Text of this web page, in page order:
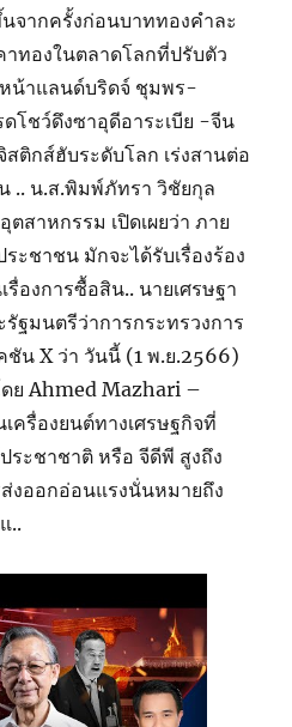
จากครั้งก่อนบาททองคำละ
ทองในตลาดโลกที่ปรับตัว
น้าแลนด์บริดจ์ ชุมพร-
โชว์ดึงซาอุดีอาระเบีย -จีน
ติกส์ฮับระดับโลก เร่งสานต่อ
.. น.ส.พิมพ์ภัทรา วิชัยกุล
สาหกรรม เปิดเผยว่า ภาย
ะชาชน มักจะได้รับเรื่องร้อง
องการซื้อสิน.. นายเศรษฐา
ฐมนตรีว่าการกระทรวงการ
ชัน X ว่า วันนี้ (1 พ.ย.2566)
ย Ahmed Mazhari –
ครื่องยนต์ทางเศรษฐกิจที่
ะชาชาติ หรือ จีดีพี สูงถึง
งออกอ่อนแรงนั่นหมายถึง
..